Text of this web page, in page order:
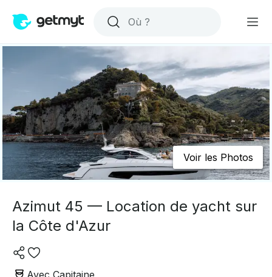
Voir les Photos
Azimut 45 — Location de yacht sur
la Côte d'Azur
Avec Capitaine